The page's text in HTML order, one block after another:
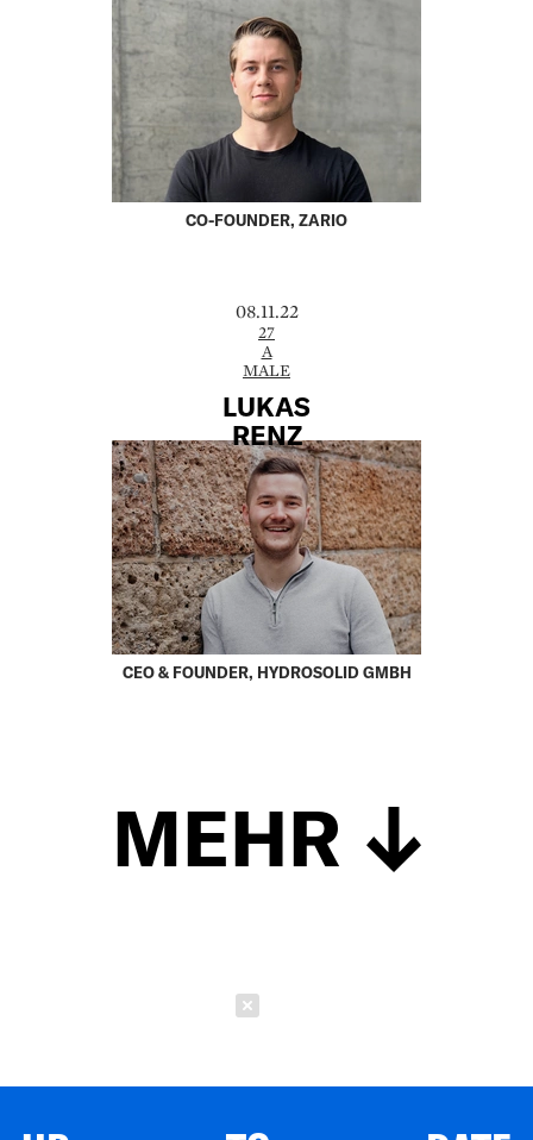
CO-FOUNDER, ZARIO
08.11.22
27
A
MALE
LUKAS
RENZ
CEO & FOUNDER, HYDROSOLID GMBH
MEHR